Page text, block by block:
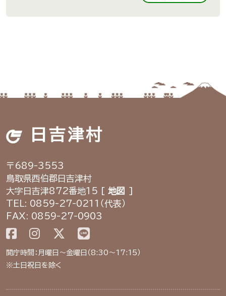
日吉津村
〒689-3553
鳥取県西伯郡日吉津村
大字日吉津872番地15 [ 地図
]
TEL: 0859-27-0211（代表）
FAX: 0859-27-0903
開庁時間：月曜日～金曜日（8:30～17:15）
※土日祝日を除く